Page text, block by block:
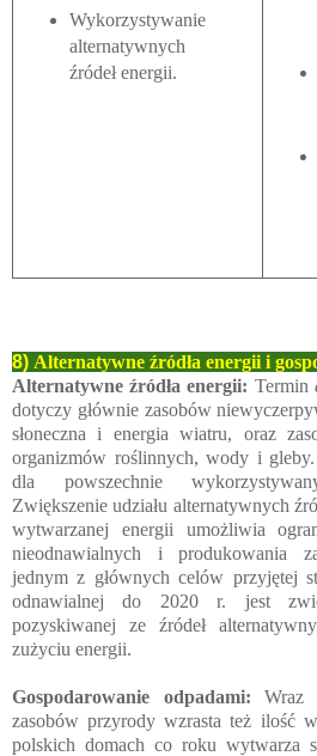
Wykorzystywanie
alternatywnych
źródeł energii.
8) Alternatywne źródła energii i
Alternatywne źródła energii: Termin
dotyczy głównie zasobów
słoneczna i energia wiatru, oraz
organizmów roślinnych, wody i
dla powszechnie
Zwiększenie udziału alternatywnych
wytwarzanej energii umożliwia
nieodnawialnych i produkowania
jednym z głównych celów przyjętej
odnawialnej do 2020 r. jest
pozyskiwanej ze źródeł
zużyciu energii.
Gospodarowanie odpadami:Wraz
zasobów przyrody wzrasta też ilość
polskich domach co roku wytwarza